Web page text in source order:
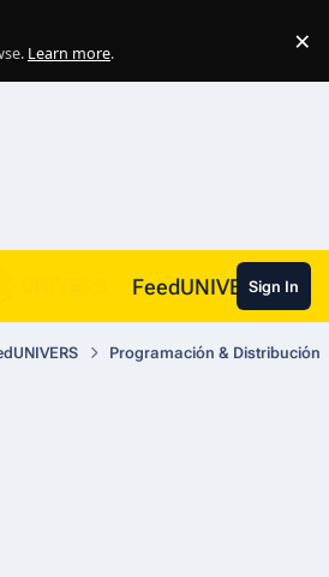
Learn more. ×
FeedUNIVERSSign In
Programación & Distribución